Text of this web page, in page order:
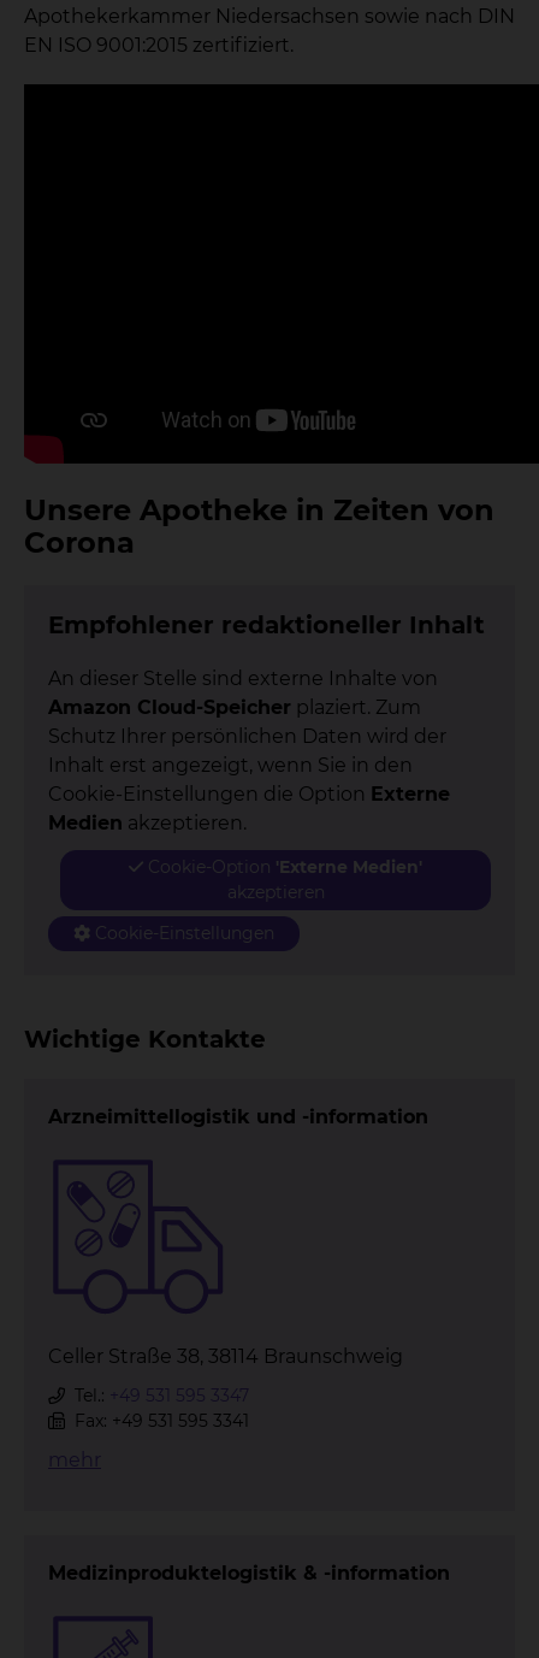
Apothekerkammer Niedersachsen sowie nach DIN
EN ISO 9001:2015 zertifiziert.
Unsere Apotheke in Zeiten von
Corona
Empfohlener redaktioneller Inhalt
An dieser Stelle sind externe Inhalte von
Amazon Cloud-Speicher plaziert. Zum
Schutz Ihrer persönlichen Daten wird der
Inhalt erst angezeigt, wenn Sie in den
Cookie-Einstellungen die Option Externe
Medien akzeptieren.
Cookie-Option 'Externe Medien'
akzeptieren
Cookie-Einstellungen
Wichtige Kontakte
Arzneimittellogistik und -information
Celler Straße 38, 38114 Braunschweig
Tel.: +49 531 595 3347
Fax: +49 531 595 3341
mehr
Medizinproduktelogistik & -information